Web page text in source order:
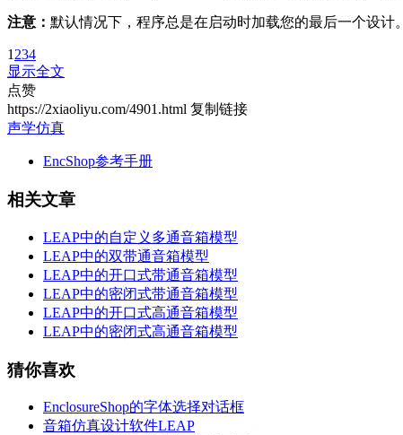
注意： 默认情况下，程序总是在启动时加载您的最后一个设计。
1234
显示全文
点赞
https://2xiaoliyu.com/4901.html 复制链接
声学仿真
EncShop参考手册
相关文章
LEAP中的自定义多通音箱模型
LEAP中的双带通音箱模型
LEAP中的开口式带通音箱模型
LEAP中的密闭式带通音箱模型
LEAP中的开口式高通音箱模型
LEAP中的密闭式高通音箱模型
猜你喜欢
EnclosureShop的字体选择对话框
音箱仿真设计软件LEAP